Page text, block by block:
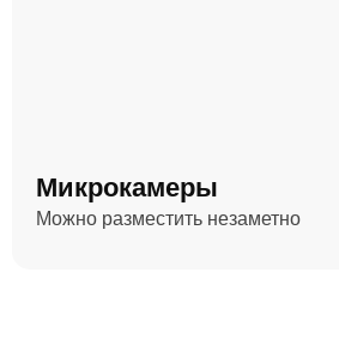
Микрокамеры
Можно разместить незаметно